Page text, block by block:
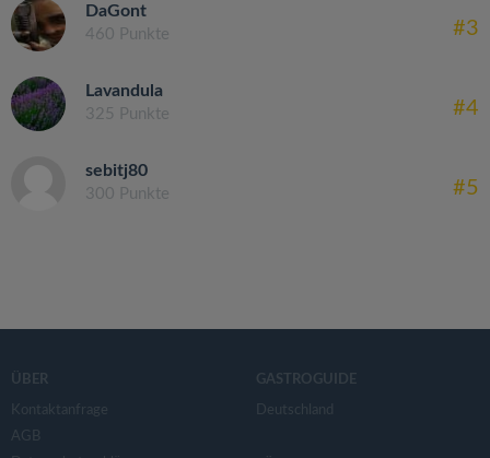
DaGont
460 Punkte #3
Lavandula
325 Punkte #4
sebitj80
300 Punkte #5
ÜBER
Kontaktanfrage
AGB
GASTROGUIDE
Deutschland